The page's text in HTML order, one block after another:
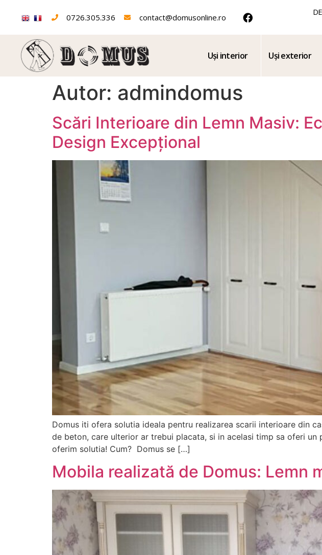
0726.305.336 contact@domusonline.ro
Uși interior Uși exterior
Autor: admindomus
Scări Interioare din Lemn Masiv:
Design Excepțional
Domus iti ofera solutia ideala pentru realizarea scarii interioare din
de beton, care ulterior ar trebui placata, si in acelasi timp sa oferi
oferim solutia! Cum? Domus se […]
Mobila realizată de Domus: Lemn